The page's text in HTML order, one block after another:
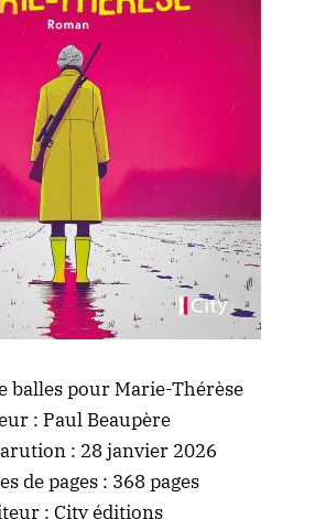
balles pour Marie-Thérèse
: Paul Beaupère
: 28 janvier 2026
de pages : 368 pages
: City éditions